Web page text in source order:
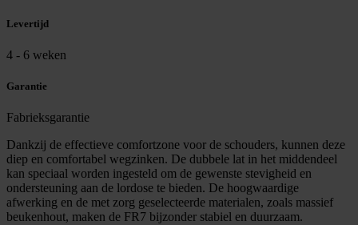
Levertijd
4 - 6 weken
Garantie
Fabrieksgarantie
Dankzij de effectieve comfortzone voor de schouders, kunnen deze
diep en comfortabel wegzinken. De dubbele lat in het middendeel
kan speciaal worden ingesteld om de gewenste stevigheid en
ondersteuning aan de lordose te bieden. De hoogwaardige
afwerking en de met zorg geselecteerde materialen, zoals massief
beukenhout, maken de FR7 bijzonder stabiel en duurzaam.